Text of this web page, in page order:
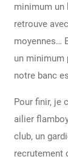
minimum un
retrouve
moyennes…
un minimum
notre banc
Pour finir, je
ailier
club, un
recrutement